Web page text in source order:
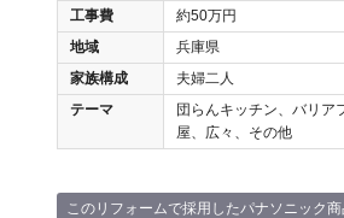
工事費
約50万円
地域
兵庫県
家族構成
夫婦二人
テーマ
団らんキッチン、バリア
屋、広々、その他
このリフォームで採用したパナソニック商